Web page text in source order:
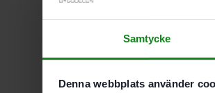
Samtycke
Denna webbplats använder